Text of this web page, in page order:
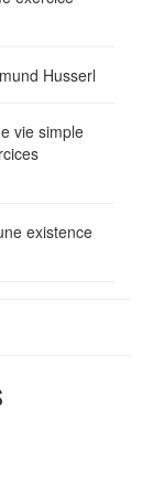
Husserl
vie simple
existence